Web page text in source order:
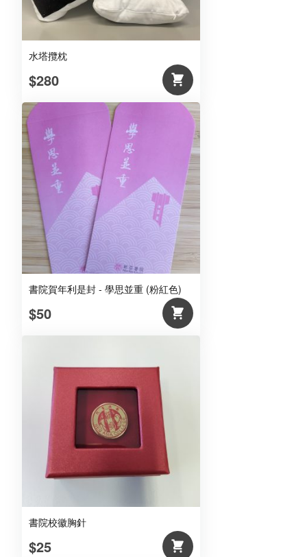
水塔攬枕
$280
書院賀年利是封 - 學思並重 (粉紅色)
$50
書院校徽胸針
$25